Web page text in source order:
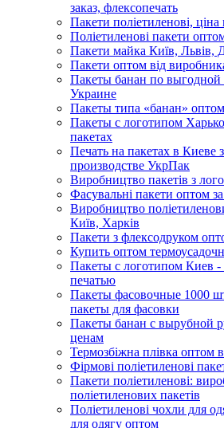
заказ, флексопечать
Пакети поліетиленові,
Поліетиленові пакети
Пакети майка Київ, Львів,
Пакети оптом від
Пакеты банан по выгодной
Украине
Пакеты типа «банан»
Пакеты с логотипом
пакетах
Печать на пакетах в Киеве
производстве УкрПак
Виробництво пакетів з
Фасувальні пакети оптом
Виробництво
Київ, Харків
Пакети з флексодруком
Купить оптом
Пакеты с логотипом Киев -
печатью
Пакеты фасовочные 1000
пакеты для фасовки
Пакеты банан с вырубной
ценам
Термозбіжна плівка оптом в
Фірмові поліетиленові
Пакети поліетиленові:
поліетиленових пакетів
Поліетиленові чохли для
для одягу оптом